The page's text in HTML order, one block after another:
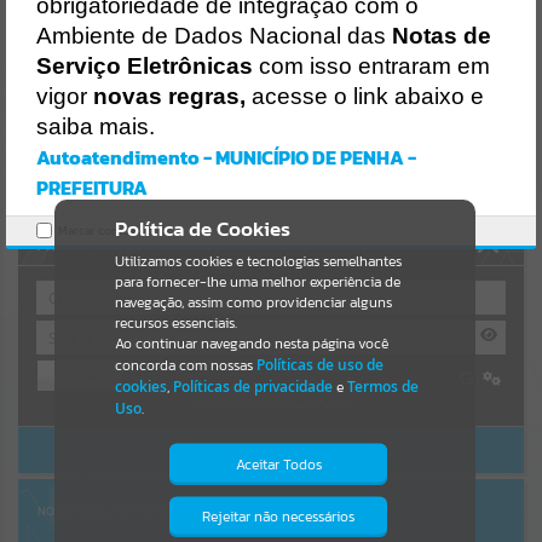
Resultados para""
Portais
Por favor, aguarde...
NOTÍCIAS
Por favor, aguarde...
SUBPORTAIS
Por favor, aguarde...
Por favor, aguarde...
AUTOATENDIMENTO
ACESSAR SEM LOGIN
NOTA FISCAL ELETRÔNICA
Política de Cookies
Utilizamos cookies e tecnologias semelhantes
para fornecer-lhe uma melhor experiência de
navegação, assim como providenciar alguns
recursos essenciais.
Ao continuar navegando nesta página você
concorda com nossas Políticas de uso de
cookies, Políticas de privacidadeeTermos de
Uso.
Aceitar Todos
Rejeitar não necessários
Isto significa que diversos recursos
obrigatoriedade de integração com o
Ambiente de Dados Nacional das Notas de
Serviço Eletrônicas com isso entraram em
vigor novas regras, acesse o link abaixo e
saiba mais.
Autoatendimento - MUNICÍPIO DE PENHA -
PREFEITURA
Marcar como lido.
https://penha.atende.net/cidadao/pagina/static/bundle/wpo_index_
2_base_l2_portal_editores_sync_56998420b9d592b2dbd4b7f2410a
60bf.js?v=c9751bb2:47
Verificar Mais Detalhes